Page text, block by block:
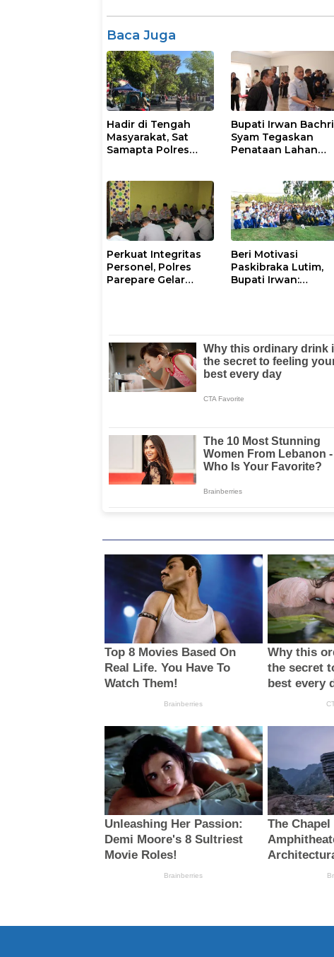
Baca Juga
Hadir di Tengah
Masyarakat, Sat
Samapta Polres
Pagi
Bupati Irwan Bachri
Syam Tegaskan
Penataan Lahan
Perkuat Integritas
Personel, Polres
Parepare Gelar
Beri Motivasi
Paskibraka Lutim,
Bupati Irwan: